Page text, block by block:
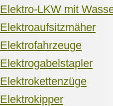
Elektro-LKW mit
Elektroaufsitzmäher
Elektrofahrzeuge
Elektrogabelstapler
Elektrokettenzüge
Elektrokipper